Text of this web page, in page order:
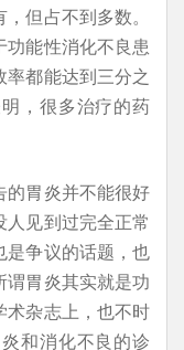
但占不到多数。
能性消化不良患
都能达到三分之
，很多治疗的药
的胃炎并不能很好
见到过完全正常
是争议的话题，也
胃炎其实就是功
术杂志上，也不时
和消化不良的诊